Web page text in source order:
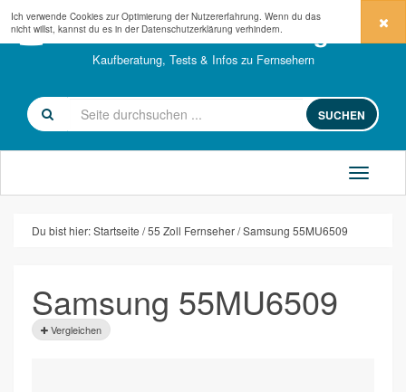
fernseher-kaufberatung.com
Kaufberatung, Tests & Infos zu Fernsehern
SUCHEN
Du bist hier:Startseite 55 Zoll Fernseher Samsung 55MU6509
Samsung 55MU6509
Vergleichen
Ich verwende Cookies zur Optimierung der Nutzererfahrung. Wenn du das
nicht willst, kannst du es in der Datenschutzerklärung verhindern.